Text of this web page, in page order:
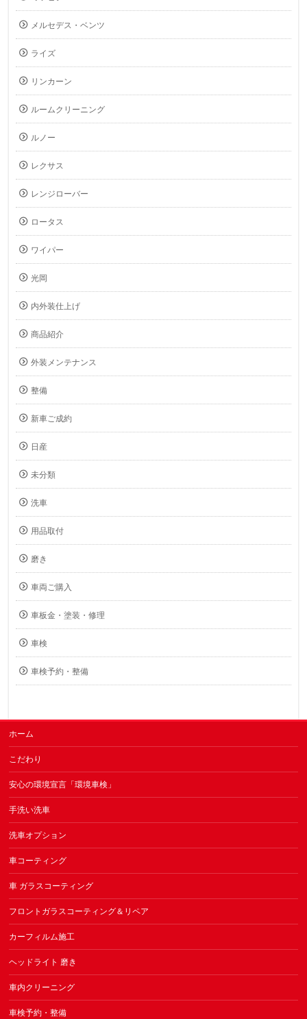
メルセデス・ベンツ
ライズ
リンカーン
ルームクリーニング
ルノー
レクサス
レンジローバー
ロータス
ワイパー
光岡
内外装仕上げ
商品紹介
外装メンテナンス
整備
新車ご成約
日産
未分類
洗車
用品取付
磨き
車両ご購入
車板金・塗装・修理
車検
車検予約・整備
ホーム
こだわり
安心の環境宣言「環境車検」
手洗い洗車
洗車オプション
車コーティング
車 ガラスコーティング
フロントガラスコーティング＆リペア
カーフィルム施工
ヘッドライト 磨き
車内クリーニング
車検予約・整備